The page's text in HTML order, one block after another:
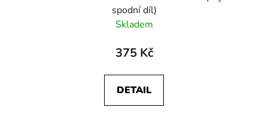
spodní díl)
Skladem
375 Kč
DETAIL